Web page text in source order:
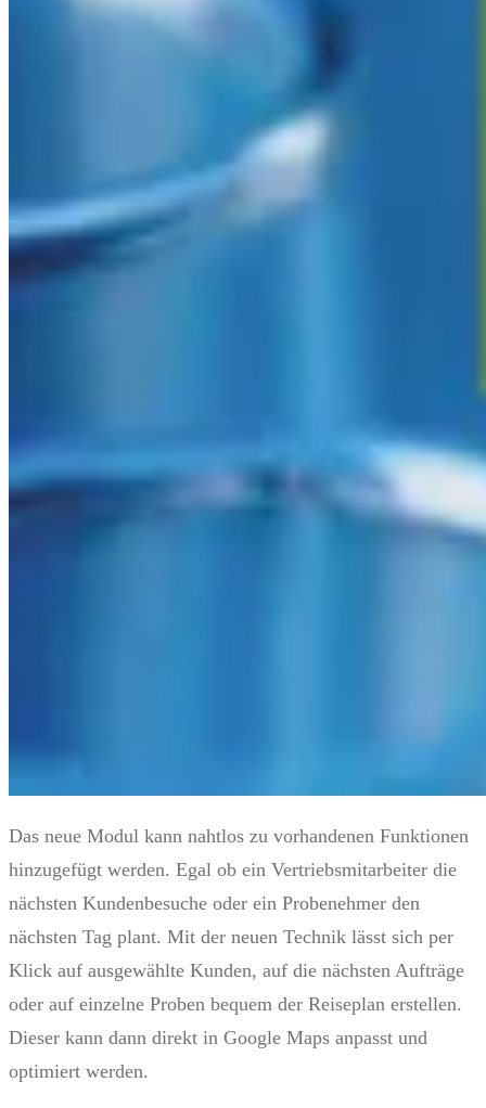
Das neue Modul kann nahtlos zu vorhandenen Funktionen
hinzugefügt werden. Egal ob ein Vertriebsmitarbeiter die
nächsten Kundenbesuche oder ein Probenehmer den
nächsten Tag plant. Mit der neuen Technik lässt sich per
Klick auf ausgewählte Kunden, auf die nächsten Aufträge
oder auf einzelne Proben bequem der Reiseplan erstellen.
Dieser kann dann direkt in Google Maps anpasst und
optimiert werden.